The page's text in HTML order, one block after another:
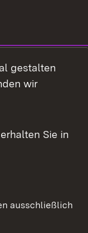
gestalten
wir
Sie in
ausschließlich